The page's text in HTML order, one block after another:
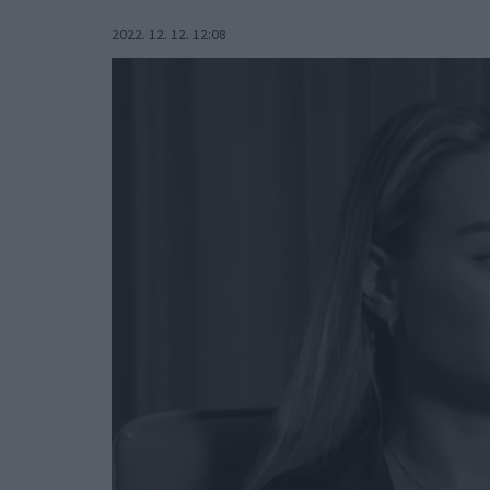
2022. 12. 12. 12:08